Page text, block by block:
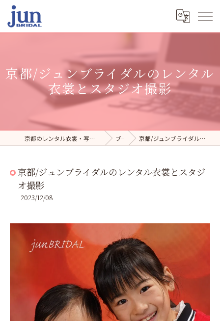
京都/ジュンブライダルのレンタル
衣裳とスタジオ撮影
京都のレンタル衣裳・写真スタジオならジュンブライダル ブログ 京都/ジュンブライダルのレンタル衣裳とスタジオ撮影
京都/ジュンブライダルのレンタル衣裳とスタジ
オ撮影
2023/12/08